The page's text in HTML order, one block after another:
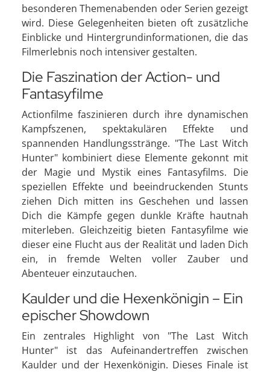
besonderen Themenabenden oder Serien gezeigt
wird. Diese Gelegenheiten bieten oft zusätzliche
Einblicke und Hintergrundinformationen, die das
Filmerlebnis noch intensiver gestalten.
Die Faszination der Action- und
Fantasyfilme
Actionfilme faszinieren durch ihre dynamischen
Kampfszenen, spektakulären Effekte und
spannenden Handlungsstränge. "The Last Witch
Hunter" kombiniert diese Elemente gekonnt mit
der Magie und Mystik eines Fantasyfilms. Die
speziellen Effekte und beeindruckenden Stunts
ziehen Dich mitten ins Geschehen und lassen
Dich die Kämpfe gegen dunkle Kräfte hautnah
miterleben. Gleichzeitig bieten Fantasyfilme wie
dieser eine Flucht aus der Realität und laden Dich
ein, in fremde Welten voller Zauber und
Abenteuer einzutauchen.
Kaulder und die Hexenkönigin – Ein
epischer Showdown
Ein zentrales Highlight von "The Last Witch
Hunter" ist das Aufeinandertreffen zwischen
Kaulder und der Hexenkönigin. Dieses Finale ist